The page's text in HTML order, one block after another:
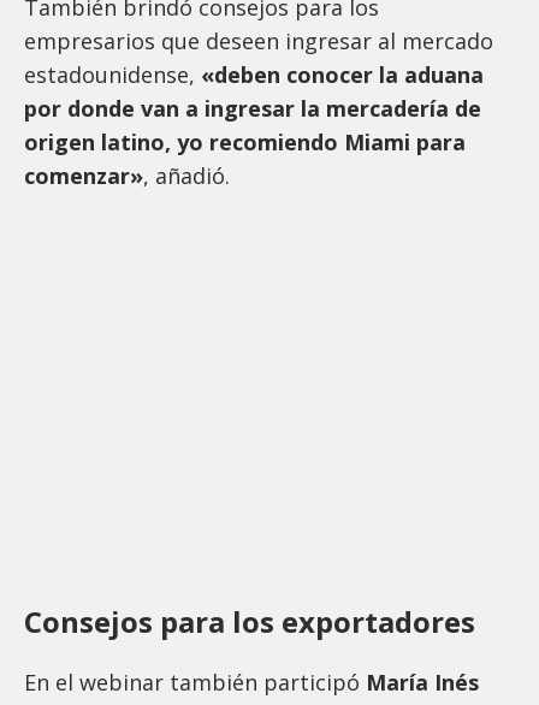
También brindó consejos para los
empresarios que deseen ingresar al mercado
estadounidense, «deben conocer la aduana
por donde van a ingresar la mercadería de
origen latino, yo recomiendo Miami para
comenzar», añadió.
Consejos para los exportadores
En el webinar también participó María Inés